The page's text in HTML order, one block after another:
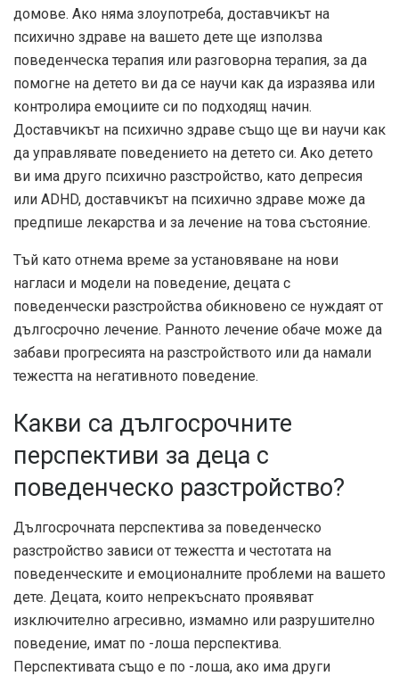
домове. Ако няма злоупотреба, доставчикът на
психично здраве на вашето дете ще използва
поведенческа терапия или разговорна терапия, за да
помогне на детето ви да се научи как да изразява или
контролира емоциите си по подходящ начин.
Доставчикът на психично здраве също ще ви научи как
да управлявате поведението на детето си. Ако детето
ви има друго психично разстройство, като депресия
или ADHD, доставчикът на психично здраве може да
предпише лекарства и за лечение на това състояние.
Тъй като отнема време за установяване на нови
нагласи и модели на поведение, децата с
поведенчески разстройства обикновено се нуждаят от
дългосрочно лечение. Ранното лечение обаче може да
забави прогресията на разстройството или да намали
тежестта на негативното поведение.
Какви са дългосрочните
перспективи за деца с
поведенческо разстройство?
Дългосрочната перспектива за поведенческо
разстройство зависи от тежестта и честотата на
поведенческите и емоционалните проблеми на вашето
дете. Децата, които непрекъснато проявяват
изключително агресивно, измамно или разрушително
поведение, имат по -лоша перспектива.
Перспективата също е по -лоша, ако има други